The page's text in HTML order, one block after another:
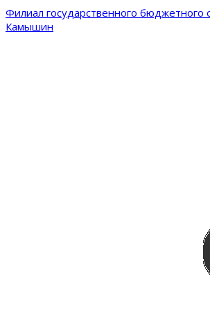
Филиал государственного бюджетного
Камышин